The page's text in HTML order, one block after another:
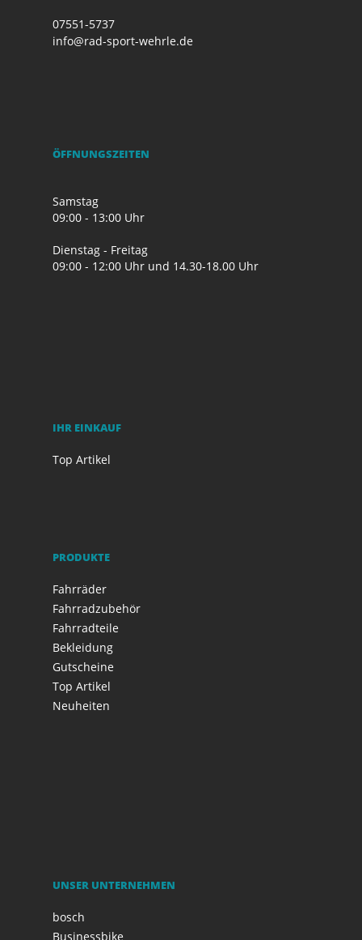
07551-5737
info@rad-sport-wehrle.de
ÖFFNUNGSZEITEN
Samstag
09:00 - 13:00 Uhr
Dienstag - Freitag
09:00 - 12:00 Uhr und 14.30-18.00 Uhr
IHR EINKAUF
Top Artikel
PRODUKTE
Fahrräder
Fahrradzubehör
Fahrradteile
Bekleidung
Gutscheine
Top Artikel
Neuheiten
UNSER UNTERNEHMEN
bosch
Businessbike